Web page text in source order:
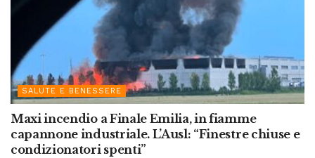
SALUTE E BENESSERE
Maxi incendio a Finale Emilia, in fiamme
capannone industriale. L’Ausl: “Finestre chiuse e
condizionatori spenti”